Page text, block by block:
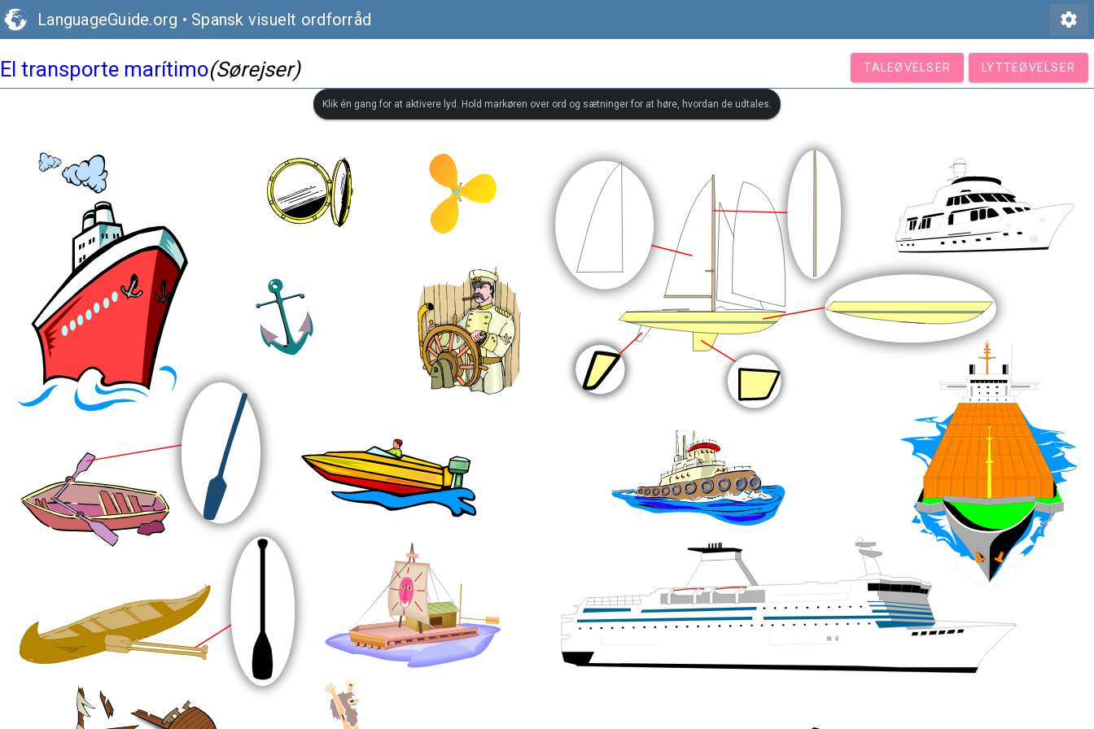
LanguageGuide.org • Spansk visuelt ordforråd settings
El transporte marítimo(Sørejser) TALEØVELSER LYTTEØVELSER
Klik én gang for at aktivere lyd. Hold markøren over ord og sætninger for at høre, hvordan de udtales.